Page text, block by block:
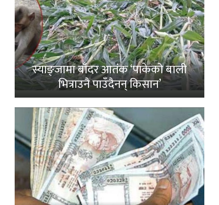
स्याङ्जामा बाँदर आतंक ‘पाकेको बाली
भित्राउनै पाउँदैनन् किसान’